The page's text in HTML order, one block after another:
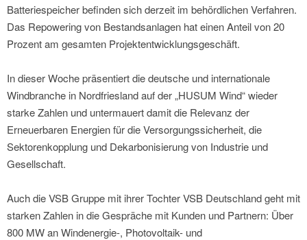
Batteriespeicher befinden sich derzeit im behördlichen Verfahren.
Das Repowering von Bestandsanlagen hat einen Anteil von 20
Prozent am gesamten Projektentwicklungsgeschäft.
In dieser Woche präsentiert die deutsche und internationale
Windbranche in Nordfriesland auf der „HUSUM Wind“ wieder
starke Zahlen und untermauert damit die Relevanz der
Erneuerbaren Energien für die Versorgungssicherheit, die
Sektorenkopplung und Dekarbonisierung von Industrie und
Gesellschaft.
Auch die VSB Gruppe mit ihrer Tochter VSB Deutschland geht mit
starken Zahlen in die Gespräche mit Kunden und Partnern: Über
800 MW an Windenergie-, Photovoltaik- und